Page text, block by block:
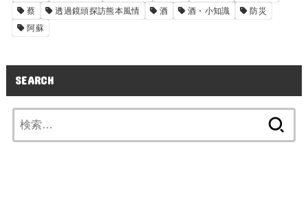
蔡
透過鏡頭探訪熊本風情 酒 酒・小知識
防災
阿蘇
SEARCH
索: